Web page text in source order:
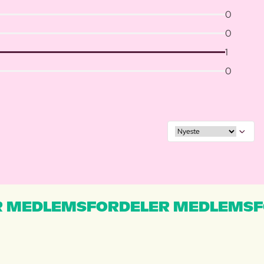
0
0
1
0